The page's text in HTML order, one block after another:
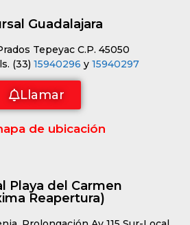
Guadalajara
Tepeyac C.P. 45050
(33) 15940296 y 15940297
Llamar
de ubicación
Playa del Carmen
Reapertura)